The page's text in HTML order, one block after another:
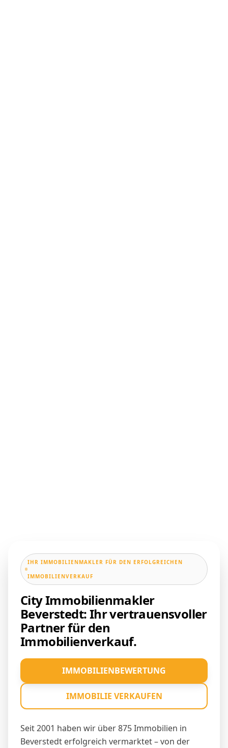
IHR IMMOBILIENMAKLER FÜR DEN ERFOLGREICHEN
IMMOBILIENVERKAUF
City Immobilienmakler
Beverstedt: Ihr vertrauensvoller
Partner für den
Immobilienverkauf.
Seit 2001 haben wir über 875 Immobilien in
Beverstedt erfolgreich vermarktet – von der
IMMOBILIENBEWERTUNG
IMMOBILIE VERKAUFEN